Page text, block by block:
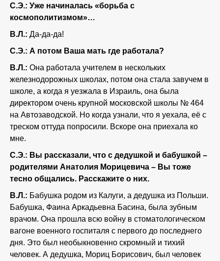
С.Э.: Уже начиналась «борьба с
космополитизмом»…
В.Л.: Да-да-да!
С.Э.: А потом Ваша мать где работала?
В.Л.: Она работала учителем в нескольких
железнодорожных школах, потом она стала завучем в
школе, а когда я уезжала в Израиль, она была
директором очень крупной московской школы № 464
на Автозаводской. Но когда узнали, что я уехала, её с
треском оттуда попросили. Вскоре она приехала ко
мне.
С.Э.: Вы рассказали, что с дедушкой и бабушкой –
родителями Анатолия Морицевича – Вы тоже
тесно общались. Расскажите о них.
В.Л.: Бабушка родом из Калуги, а дедушка из Польши.
Бабушка, Фаина Аркадьевна Басина, была зубным
врачом. Она прошла всю войну в стоматологическом
вагоне военного госпиталя с первого до последнего
дня. Это был необыкновенно скромный и тихий
человек. А дедушка, Мориц Борисович, был человек